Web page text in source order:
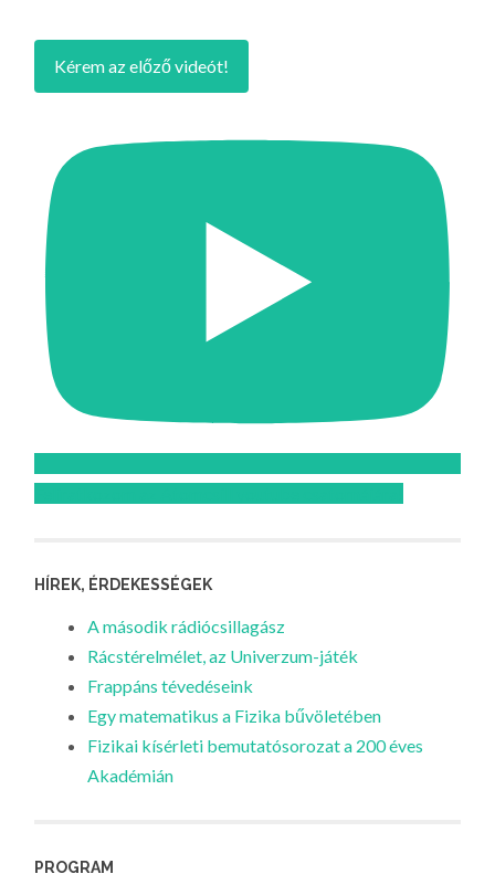
Kérem az előző videót!
HÍREK, ÉRDEKESSÉGEK
A második rádiócsillagász
Rácstérelmélet, az Univerzum-játék
Frappáns tévedéseink
Egy matematikus a Fizika bűvöletében
Fizikai kísérleti bemutatósorozat a 200 éves
Akadémián
PROGRAM